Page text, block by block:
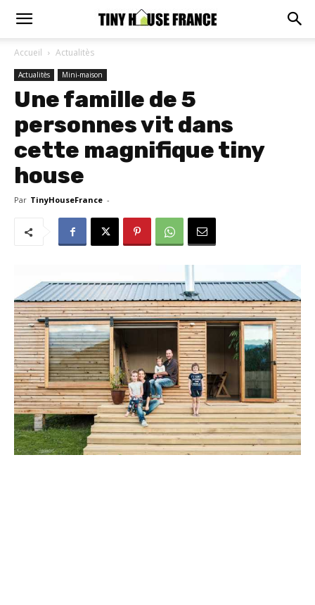
Accueil Actualitès
Actualitès Mini-maison
Une famille de 5
personnes vit dans
cette magnifique tiny
house
Par TinyHouseFrance -